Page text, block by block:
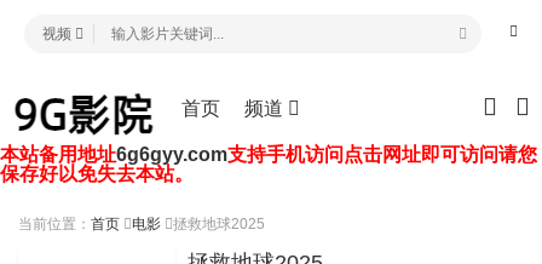
首页 频道
视频
本站备用地址6g6gyy.com支持手机访问点击网址即可访问请您
保存好以免失去本站。
当前位置： 首页 电影 拯救地球2025